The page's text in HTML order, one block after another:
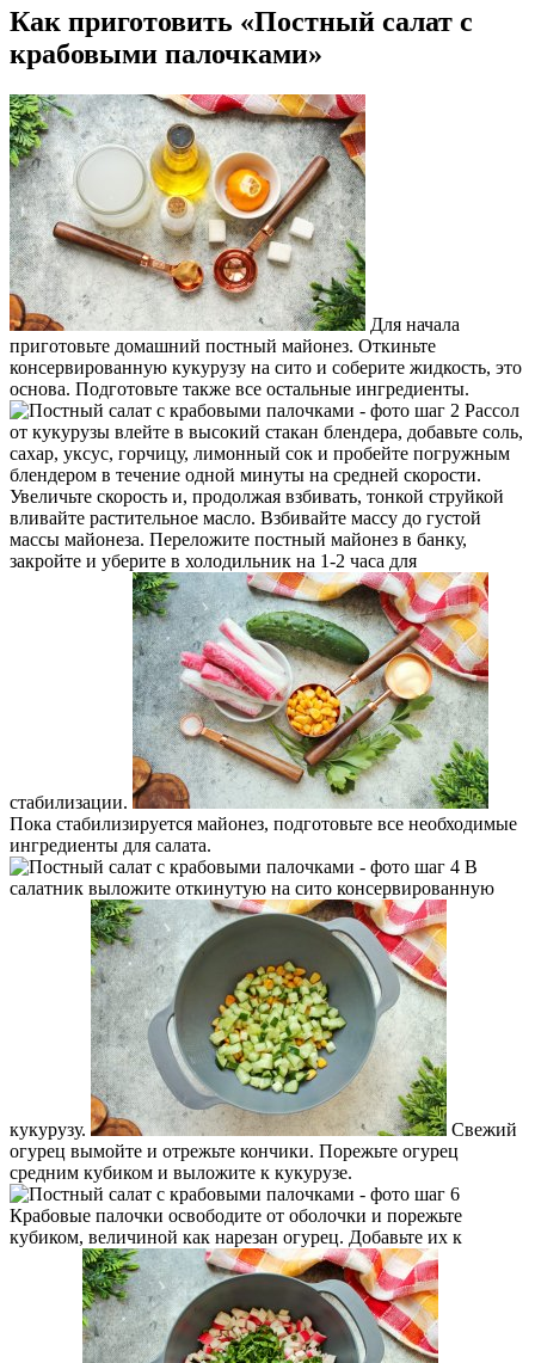
Как приготовить «Постный салат с
крабовыми палочками»
Для начала
приготовьте домашний постный майонез. Откиньте
консервированную кукурузу на сито и соберите жидкость, это
основа. Подготовьте также все остальные ингредиенты.
Рассол
от кукурузы влейте в высокий стакан блендера, добавьте соль,
сахар, уксус, горчицу, лимонный сок и пробейте погружным
блендером в течение одной минуты на средней скорости.
Увеличьте скорость и, продолжая взбивать, тонкой струйкой
вливайте растительное масло. Взбивайте массу до густой
массы майонеза. Переложите постный майонез в банку,
закройте и уберите в холодильник на 1-2 часа для
стабилизации.
Пока стабилизируется майонез, подготовьте все необходимые
ингредиенты для салата.
В
салатник выложите откинутую на сито консервированную
кукурузу.
Свежий
огурец вымойте и отрежьте кончики. Порежьте огурец
средним кубиком и выложите к кукурузе.
Крабовые палочки освободите от оболочки и порежьте
кубиком, величиной как нарезан огурец. Добавьте их к